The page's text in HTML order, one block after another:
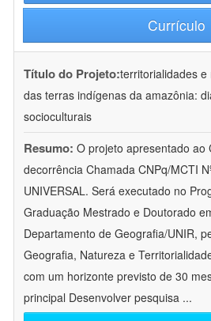
Currículo
Título do Projeto:territorialidades
das terras indígenas da amazônia:
socioculturais
Resumo: O projeto apresentado ao
decorrência Chamada CNPq/MCTI
UNIVERSAL. Será executado no
Graduação Mestrado e Doutorado
Departamento de Geografia/UNIR,
Geografia, Natureza e
com um horizonte previsto de 30
principal Desenvolver pesquisa ...